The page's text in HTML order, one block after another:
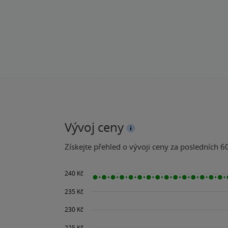
Vývoj ceny
Získejte přehled o vývoji ceny za posledních